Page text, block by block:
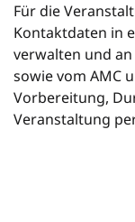
Für die
Kontaktdaten in
verwalten und
sowie vom AMC
Vorbereitung,
Veranstaltung